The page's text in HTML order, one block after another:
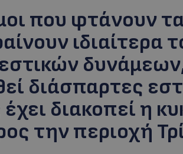
που φτάνουν
ιδιαίτερα
διάσπαρτες
διακοπεί η
την περιοχή